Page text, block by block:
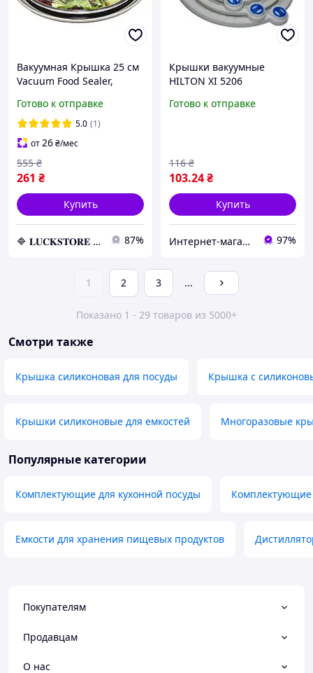
Вакуумная Крышка 25 см
Vacuum Food Sealer,
для посуды
Готово к отправке
5.0 (1)
от26₴/мес
261 ₴
555 ₴
Купить
🔷 𝐋𝐔𝐂𝐊𝐒𝐓𝐎𝐑𝐄 🔷 – Абсолютно все товары по непревзойденным ценам! 87%
Крышки вакуумные
HILTON XI 5206
Готово к отправке
103.24₴
116 ₴
Купить
Интернет-магазин Империя-TV 97%
1 2 3 ...
Показано 1 - 29 товаров из 5000+
Смотри также
Крышка силиконовая для посуды Крышка с
Крышки силиконовые для емкостей Многоразовые
Популярные категории
Комплектующие для кухонной посуды Комплектующие
Емкости для хранения пищевых продуктов
Покупателям
Продавцам
О нас